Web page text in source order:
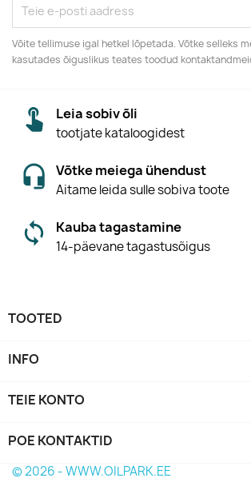
Võite tellimuse igal hetkel lõpetada. Võtke selleks
kasutades õiguslikus teates toodud
Leia sobiv õli
tootjate kataloogidest
Võtke meiega ühendust
Aitame leida sulle sobiva toote
Kauba tagastamine
14-päevane tagastusõigus
TOOTED
INFO
TEIE KONTO
POE KONTAKTID
© 2026 - WWW.OILPARK.EE